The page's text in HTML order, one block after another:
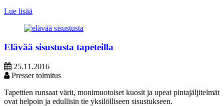
Lue lisää
Elävää sisustusta tapeteilla
25.11.2016
Presser toimitus
Tapettien runsaat värit, monimuotoiset kuosit ja upeat pintajäljitelmät
ovat helpoin ja edullisin tie yksilölliseen sisustukseen.